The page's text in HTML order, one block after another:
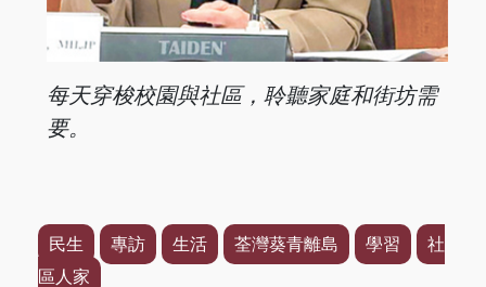
每天穿梭校園與社區， 聆聽家庭和街坊需
要。
民生 專訪 生活 荃灣葵青離島 學習
社
區人家